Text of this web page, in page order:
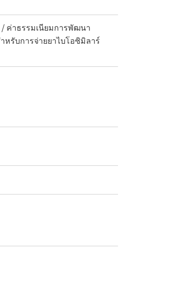
ค่าธรรมเนียมการพัฒนา
หรับการจ่ายยาไบโอซิมิลาร์